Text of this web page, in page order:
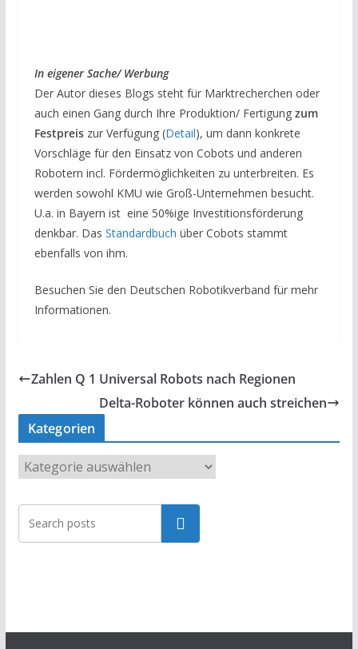
In eigener Sache/ Werbung
Der Autor dieses Blogs steht für Marktrecherchen oder
auch einen Gang durch Ihre Produktion/ Fertigung zum
Festpreiszur Verfügung (Detail), um dann konkrete
Vorschläge für den Einsatz von Cobots und anderen
Robotern incl. Fördermöglichkeiten zu unterbreiten. Es
werden sowohl KMU wie Groß-Unternehmen besucht.
U.a. in Bayern ist eine 50%ige Investitionsförderung
denkbar. Das Standardbuch über Cobots stammt
ebenfalls von ihm.
Besuchen Sie den Deutschen Robotikverband für mehr
Informationen.
Zahlen Q 1 Universal Robots nach Regionen
Delta-Roboter können auch streichen
Kategorien
a
t
g
Suchen